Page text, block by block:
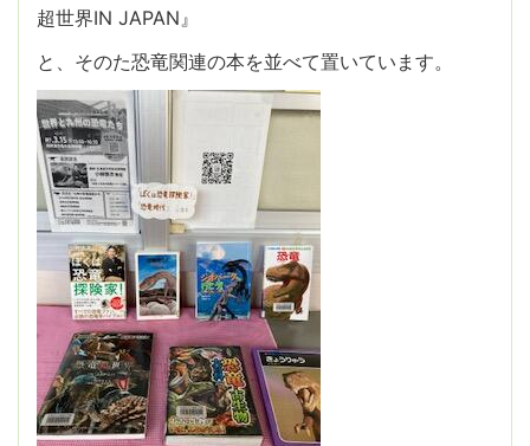
超世界IN JAPAN』
と、そのた恐竜関連の本を並べて置いています。